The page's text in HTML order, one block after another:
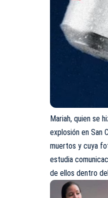
Mariah, quien se
explosión en San
muertos y cuya
estudia
de ellos dentro